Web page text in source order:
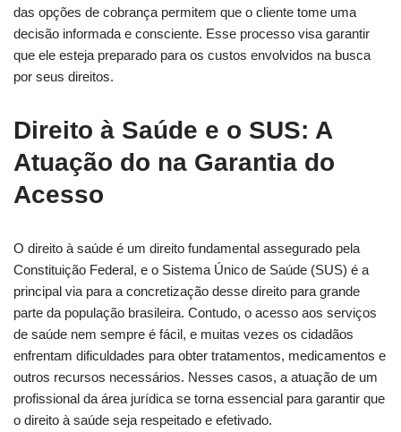
das opções de cobrança permitem que o cliente tome uma
decisão informada e consciente. Esse processo visa garantir
que ele esteja preparado para os custos envolvidos na busca
por seus direitos.
Direito à Saúde e o SUS: A
Atuação do na Garantia do
Acesso
O direito à saúde é um direito fundamental assegurado pela
Constituição Federal, e o Sistema Único de Saúde (SUS) é a
principal via para a concretização desse direito para grande
parte da população brasileira. Contudo, o acesso aos serviços
de saúde nem sempre é fácil, e muitas vezes os cidadãos
enfrentam dificuldades para obter tratamentos, medicamentos e
outros recursos necessários. Nesses casos, a atuação de um
profissional da área jurídica se torna essencial para garantir que
o direito à saúde seja respeitado e efetivado.